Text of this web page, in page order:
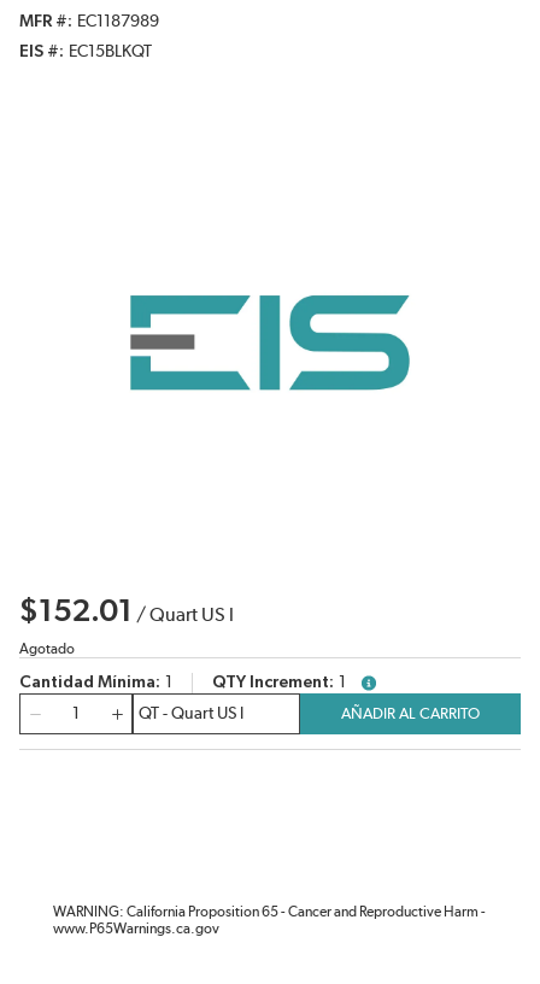
MFR #
EC1187989
EIS #
EC15BLKQT
$152.01 /Quart US l
Agotado
Cantidad Mínima QTY Increment
more info
Cantidad
AÑADIR AL CARRITO
WARNING: California Proposition 65 - Cancer and Reproductive Harm -
www.P65Warnings.ca.gov